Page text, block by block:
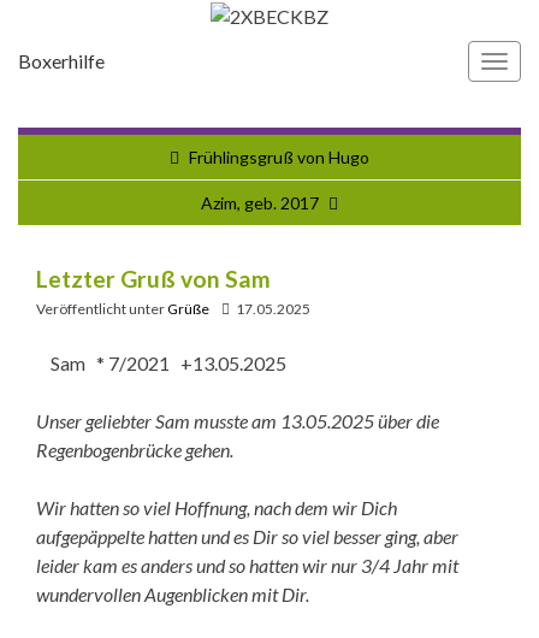
Boxerhilfe
Frühlingsgruß von Hugo
Azim, geb. 2017
Letzter Gruß von Sam
Veröffentlicht unterGrüße 17.05.2025
Sam * 7/2021 +13.05.2025
Unser geliebter Sam musste am 13.05.2025 über die
Regenbogenbrücke gehen.
Wir hatten so viel Hoffnung, nach dem wir Dich
aufgepäppelte hatten und es Dir so viel besser ging, aber
leider kam es anders und so hatten wir nur 3/4 Jahr mit
wundervollen Augenblicken mit Dir.